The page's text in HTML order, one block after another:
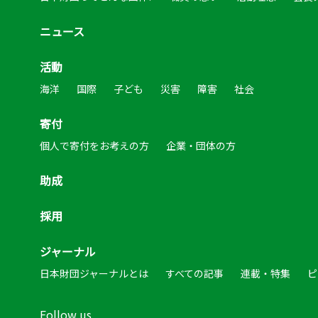
Follow us
ニュース
活動
海洋 国際 子ども 災害 障害 社会
寄付
個人で寄付をお考えの方 企業・団体の方
助成
採用
ジャーナル
日本財団ジャーナルとは すべての記事 連載・特集